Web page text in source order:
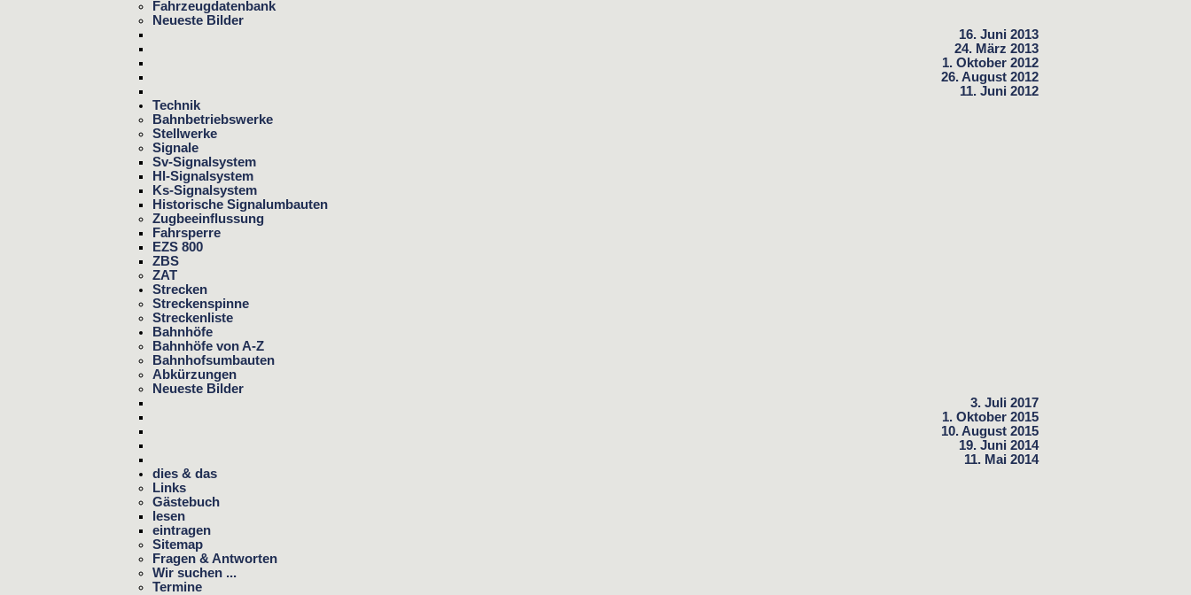
Fahrzeugdatenbank
Neueste Bilder
16. Juni 2013
24. März 2013
1. Oktober 2012
26. August 2012
11. Juni 2012
Technik
Bahnbetriebswerke
Stellwerke
Signale
Sv-Signalsystem
Hl-Signalsystem
Ks-Signalsystem
Historische Signalumbauten
Zugbeeinflussung
Fahrsperre
EZS 800
ZBS
ZAT
Strecken
Streckenspinne
Streckenliste
Bahnhöfe
Bahnhöfe von A-Z
Bahnhofsumbauten
Abkürzungen
Neueste Bilder
3. Juli 2017
1. Oktober 2015
10. August 2015
19. Juni 2014
11. Mai 2014
dies & das
Links
Gästebuch
lesen
eintragen
Sitemap
Fragen & Antworten
Wir suchen ...
Termine